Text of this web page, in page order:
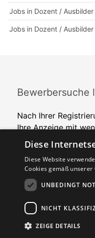
Jobs in Dozent /
Jobs in Dozent /
Bewerbersuche
Nach Ihrer
Ihre Anzeige mit
veröffentlichen. So
Copyright © 2026. Alle
Diese
Diese Website
Cookies gemäß
UNBEDINGT
NICHT
ZEIGE DETAILS